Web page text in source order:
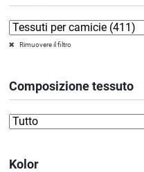
Rimuovere il filtro
Composizione tessuto
Kolor